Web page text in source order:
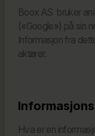
Boox AS bruker
(«Google») på sin
Informasjon fra
aktører.
Hva er en